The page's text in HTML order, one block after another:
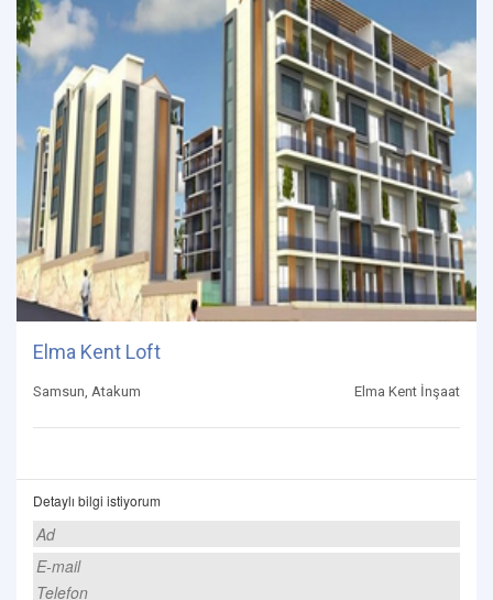
Elma Kent Loft
Samsun, Atakum Elma Kent İnşaat
Detaylı bilgi istiyorum